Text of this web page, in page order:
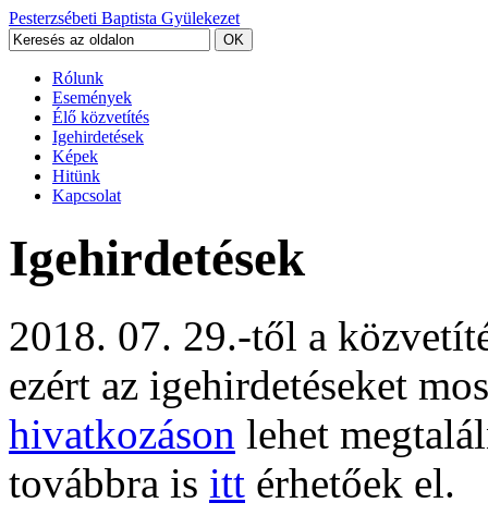
Pesterzsébeti Baptista Gyülekezet
Rólunk
Események
Élő közvetítés
Igehirdetések
Képek
Hitünk
Kapcsolat
Igehirdetések
2018. 07. 29.-től a
ezért az igehirdetéseket
hivatkozáson lehet
továbbra is itt érhetőek el.